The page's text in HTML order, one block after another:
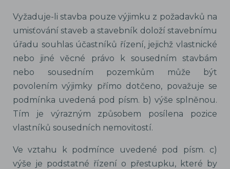
Vyžaduje-li stavba pouze výjimku z požadavků na
umisťování staveb a stavebník doloží stavebnímu
úřadu souhlas účastníků řízení, jejichž vlastnické
nebo jiné věcné právo k sousedním stavbám
nebo sousedním pozemkům může být
povolením výjimky přímo dotčeno, považuje se
podmínka uvedená pod písm. b) výše splněnou.
Tím je výrazným způsobem posílena pozice
vlastníků sousedních nemovitostí.
Ve vztahu k podmínce uvedené pod písm. c)
výše je podstatné řízení o přestupku, které by